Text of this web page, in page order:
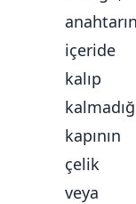
içeride
kalıp
kapının
çelik
veya